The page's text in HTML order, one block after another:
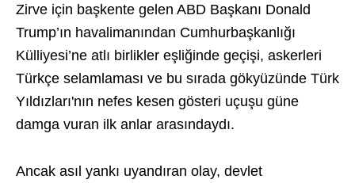
Zirve için başkente gelen ABD Başkanı Donald
Trump’ın havalimanından Cumhurbaşkanlığı
Külliyesi’ne atlı birlikler eşliğinde geçişi, askerleri
Türkçe selamlaması ve bu sırada gökyüzünde Türk
Yıldızları'nın nefes kesen gösteri uçuşu güne
damga vuran ilk anlar arasındaydı.
Ancak asıl yankı uyandıran olay, devlet